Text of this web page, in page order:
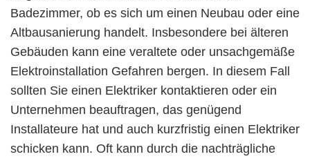
Badezimmer, ob es sich um einen Neubau oder eine
Altbausanierung handelt. Insbesondere bei älteren
Gebäuden kann eine veraltete oder unsachgemäße
Elektroinstallation Gefahren bergen. In diesem Fall
sollten Sie einen Elektriker kontaktieren oder ein
Unternehmen beauftragen, das genügend
Installateure hat und auch kurzfristig einen Elektriker
schicken kann. Oft kann durch die nachträgliche